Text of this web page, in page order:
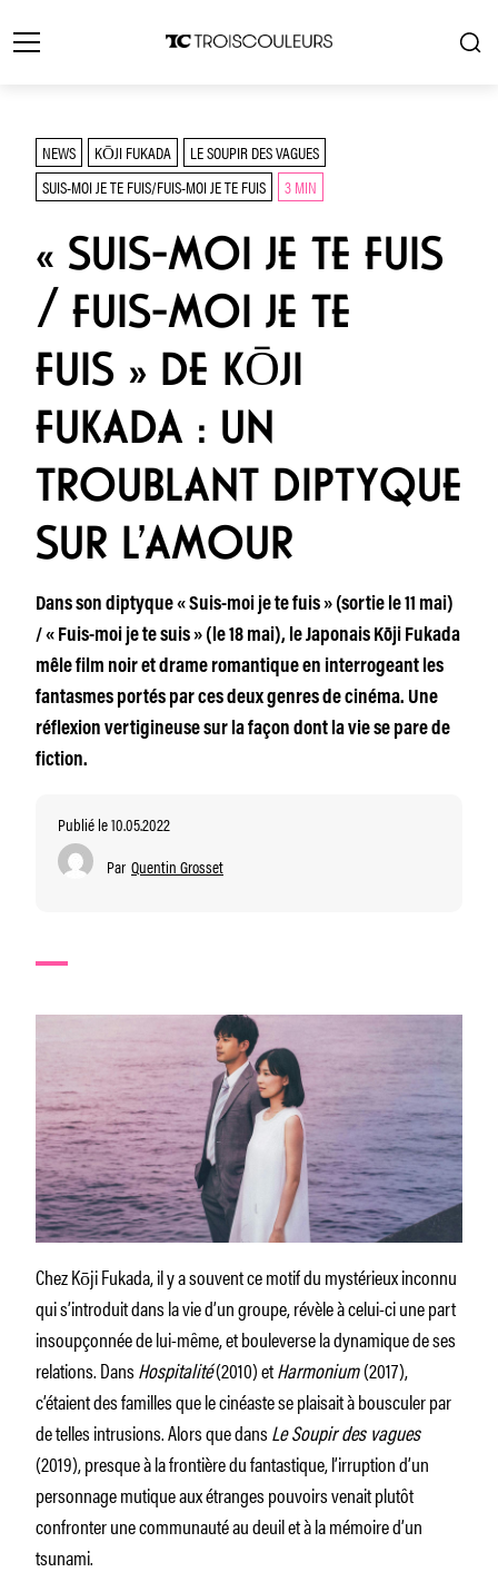
NEWS KŌJI FUKADA
LE SOUPIR DES VAGUES
SUIS-MOI JE TE FUIS/FUIS-MOI JE TE FUIS
3 MIN
« SUIS-MOI JE TE FUIS
/ FUIS-MOI JE TE
FUIS » DE KŌJI
FUKADA : UN
TROUBLANT DIPTYQUE
SUR L’AMOUR
Dans son diptyque « Suis-moi je te fuis » (sortie le 11 mai)
/ « Fuis-moi je te suis » (le 18 mai), le Japonais Kōji Fukada
mêle film noir et drame romantique en interrogeant les
fantasmes portés par ces deux genres de cinéma. Une
réflexion vertigineuse sur la façon dont la vie se pare de
fiction.
Publié le 10.05.2022
Par Quentin Grosset
Chez Kōji Fukada, il y a souvent ce motif du mystérieux inconnu
qui s’introduit dans la vie d’un groupe, révèle à celui-ci une part
insoupçonnée de lui-même, et bouleverse la dynamique de ses
relations. DansHospitalité(2010) etHarmonium(2017),
c’étaient des familles que le cinéaste se plaisait à bousculer par
de telles intrusions. Alors que dansLe Soupir des vagues
(2019), presque à la frontière du fantastique, l’irruption d’un
personnage mutique aux étranges pouvoirs venait plutôt
confronter une communauté au deuil et à la mémoire d’un
tsunami.